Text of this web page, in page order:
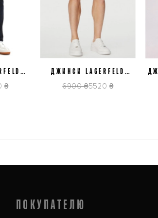
J32J36 J38
ДЖИНСИ LAGERFELD
6900 ₴5520 ₴
рубашек  из последних модных коллекций от самых
и хлопок. Такие вещи приятно носить, они
ПОКУПАТЕЛЮ